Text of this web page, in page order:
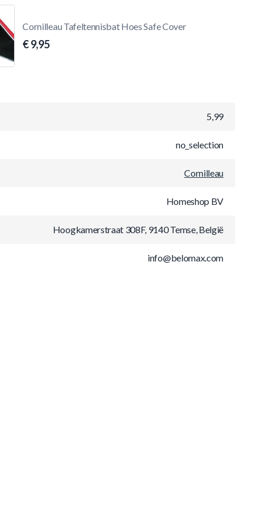
Cornilleau Tafeltennisbat Hoes Safe Cover
€ 9,95
5,99
no_selection
Cornilleau
Homeshop BV
Hoogkamerstraat 308F, 9140 Temse, België
info@belomax.com